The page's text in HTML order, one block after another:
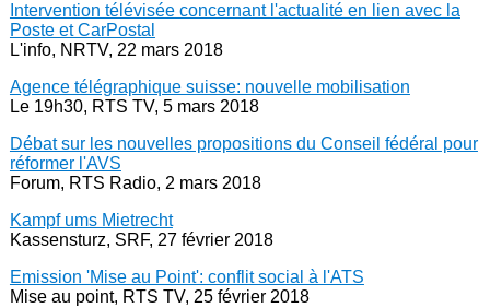
Intervention télévisée concernant l'actualité en lien avec la
Poste et CarPostal
L'info, NRTV, 22 mars 2018
Agence télégraphique suisse: nouvelle mobilisation
Le 19h30, RTS TV, 5 mars 2018
Débat sur les nouvelles propositions du Conseil fédéral pour
réformer l'AVS
Forum, RTS Radio, 2 mars 2018
Kampf ums Mietrecht
Kassensturz, SRF, 27 février 2018
Emission 'Mise au Point': conflit social à l'ATS
Mise au point, RTS TV, 25 février 2018